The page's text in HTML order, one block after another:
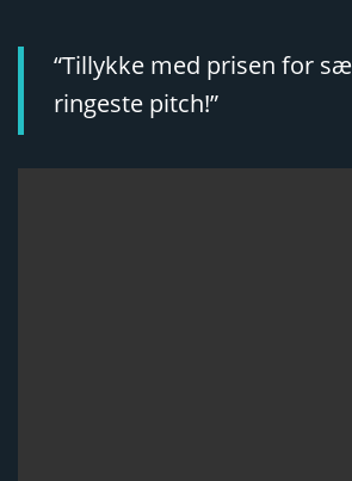
“Tillykke med prisen for
ringeste pitch!”